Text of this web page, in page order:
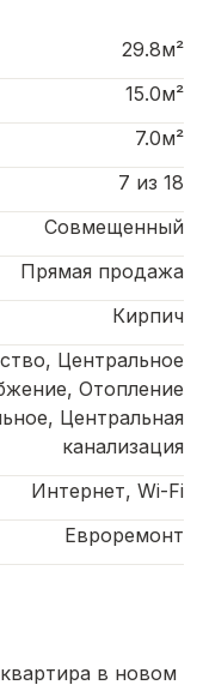
29.8м²
15.0м²
7.0м²
7 из 18
Совмещенный
Прямая продажа
Кирпич
Центральное
Отопление
Центральная
канализация
Интернет, Wi-Fi
Евроремонт
в новом